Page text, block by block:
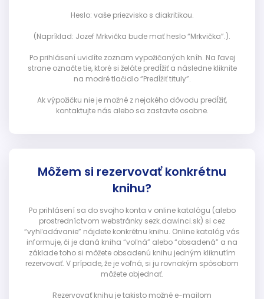
Heslo: vaše priezvisko s diakritikou.
(Napríklad: Jozef Mrkvička bude mať heslo “Mrkvička”.).
Po prihlásení uvidíte zoznam vypožičaných kníh. Na ľavej
strane označte tie, ktoré si želáte predĺžiť a následne kliknite
na modré tlačidlo “Predĺžiť tituly”.
Ak výpožičku nie je možné z nejakého dôvodu predĺžiť,
kontaktujte nás alebo sa zastavte osobne.
Môžem si rezervovať konkrétnu
knihu?
Po prihlásení sa do svojho konta v online katalógu (alebo
prostredníctvom webstránky sezk.dawinci.sk) si cez
“vyhľadávanie” nájdete konkrétnu knihu. Online katalóg vás
informuje, či je daná kniha “voľná” alebo “obsadená” a na
základe toho si môžete obsadenú knihu jedným kliknutím
rezervovať. V prípade, že je voľná, si ju rovnakým spôsobom
môžete objednať.
Rezervovať knihu je takisto možné e-mailom